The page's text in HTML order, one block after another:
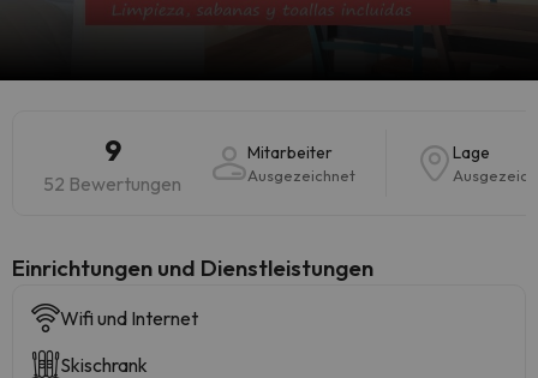
9
52 Bewertungen
Mitarbeiter
Ausgezeichnet
Lage
​Einrichtungen und Dienstleistungen
Wifi und Internet
Skischrank